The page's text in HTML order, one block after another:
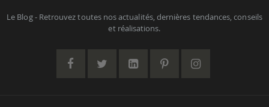
Le Blog - Retrouvez toutes nos actualités, dernières tendances, conseils
et réalisations.